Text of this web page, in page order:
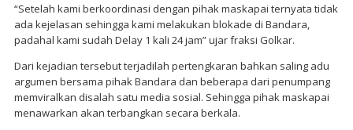
“Setelah kami berkoordinasi dengan pihak maskapai ternyata tidak
ada kejelasan sehingga kami melakukan blokade di Bandara,
padahal kami sudah Delay 1 kali 24 jam” ujar fraksi Golkar.
Dari kejadian tersebut terjadilah pertengkaran bahkan saling adu
argumen bersama pihak Bandara dan beberapa dari penumpang
memviralkan disalah satu media sosial. Sehingga pihak maskapai
menawarkan akan terbangkan secara berkala.